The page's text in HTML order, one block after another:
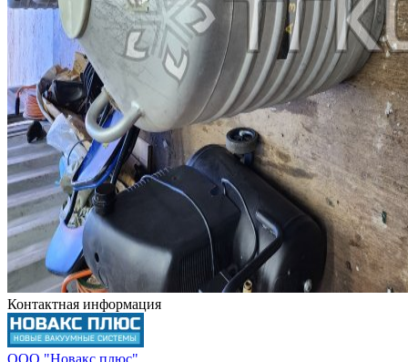
Контактная информация
ООО "Новакс плюс"